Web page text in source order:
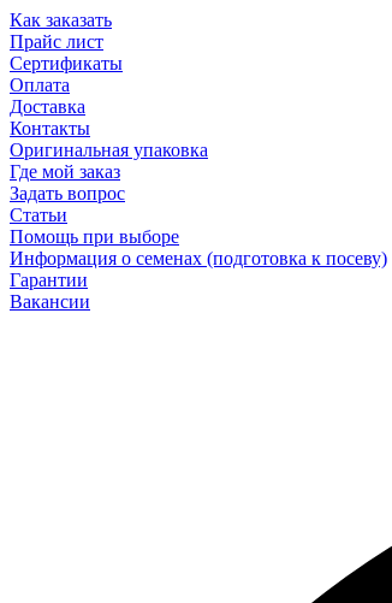
Как заказать
Прайс лист
Сертификаты
Оплата
Доставка
Контакты
Оригинальная упаковка
Где мой заказ
Задать вопрос
Статьи
Помощь при выборе
Информация о семенах (подготовка к посеву)
Гарантии
Вакансии